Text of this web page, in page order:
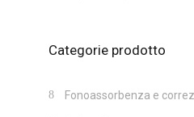
Categorie prodotto
Fonoassorbenza e